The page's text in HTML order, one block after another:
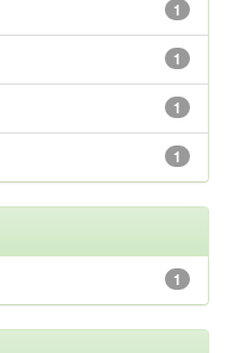
1
1
1
1
1